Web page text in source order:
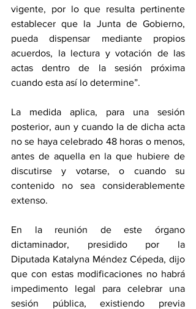
vigente, por lo que resulta pertinente
establecer que la Junta de Gobierno,
pueda dispensar mediante propios
acuerdos, la lectura y votación de las
actas dentro de la sesión próxima
cuando esta así lo determine”.
La medida aplica, para una sesión
posterior, aun y cuando la de dicha acta
no se haya celebrado 48 horas o menos,
antes de aquella en la que hubiere de
discutirse y votarse, o cuando su
contenido no sea considerablemente
extenso.
En la reunión de este órgano
dictaminador, presidido por la
Diputada Katalyna Méndez Cépeda, dijo
que con estas modificaciones no habrá
impedimento legal para celebrar una
sesión pública, existiendo previa